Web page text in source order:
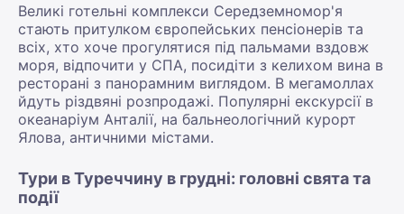
Великі готельні комплекси Середземномор'я
стають притулком європейських пенсіонерів та
всіх, хто хоче прогулятися під пальмами вздовж
моря, відпочити у СПА, посидіти з келихом вина в
ресторані з панорамним виглядом. В мегамоллах
йдуть різдвяні розпродажі. Популярні екскурсії в
океанаріум Анталії, на бальнеологічний курорт
Ялова, античними містами.
Тури в Туреччину в грудні: головні свята та
події